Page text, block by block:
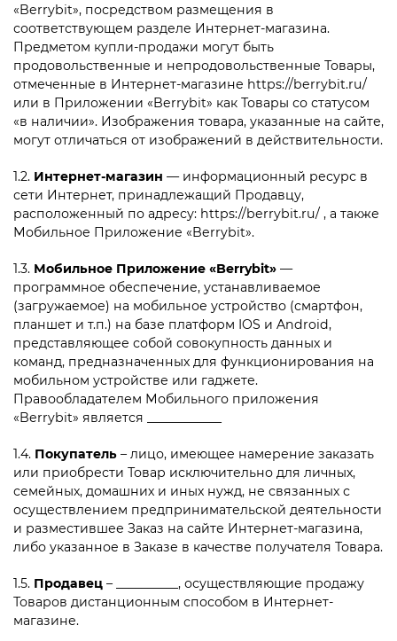
«Berrybit», посредством размещения в
соответствующем разделе Интернет-магазина.
Предметом купли-продажи могут быть
продовольственные и непродовольственные Товары,
отмеченные в Интернет-магазине https://berrybit.ru/
или в Приложении «Berrybit» как Товары со статусом
«в наличии». Изображения товара, указанные на сайте,
могут отличаться от изображений в действительности.
1.2. Интернет-магазин — информационный ресурс в
сети Интернет, принадлежащий Продавцу,
расположенный по адресу: https://berrybit.ru/ , а также
Мобильное Приложение «Berrybit».
1.3. Мобильное Приложение «Berrybit» —
программное обеспечение, устанавливаемое
(загружаемое) на мобильное устройство (смартфон,
планшет и т.п.) на базе платформ IOS и Android,
представляющее собой совокупность данных и
команд, предназначенных для функционирования на
мобильном устройстве или гаджете.
Правообладателем Мобильного приложения
«Berrybit» является ____________
1.4. Покупатель – лицо, имеющее намерение заказать
или приобрести Товар исключительно для личных,
семейных, домашних и иных нужд, не связанных с
осуществлением предпринимательской деятельности
и разместившее Заказ на сайте Интернет-магазина,
либо указанное в Заказе в качестве получателя Товара.
1.5. Продавец – __________, осуществляющие продажу
Товаров дистанционным способом в Интернет-
магазине.